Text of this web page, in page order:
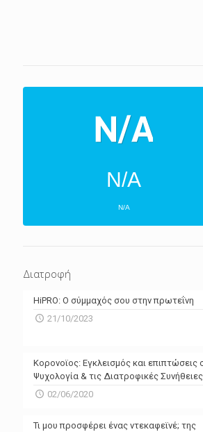
N/A
N/A
N/A
Powered by Forecast.io
Διατροφή
HiPRO: Ο σύμμαχός σου στην πρωτεΐνη
21/10/2023
Κορονοϊος: Εγκλεισμός και επιπτώσεις
Ψυχολογία & τις Διατροφικές Συνήθειες
02/06/2020
Τι μου προσφέρει ένας ντεκαφεϊνέ; της